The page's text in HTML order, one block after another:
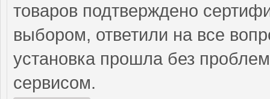
товаров подтверждено
выбором, ответили на все
установка прошла без
сервисом.